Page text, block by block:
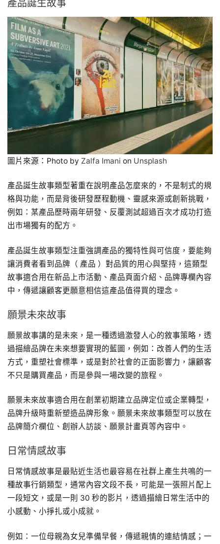
產品誕生故事
圖片來源：Photo by Zalfa Imani on Unsplash
產品誕生故事類型著重在說明產品怎麼來的，不是制式的規
格與功能，而是背後研發歷程動機、靈感來源或創新挑戰，
例如：某產品歷時兩年研發、反覆測試超過百次才成功打造
出市場獨有的配方。
產品誕生故事類型注重強調產品的獨特性與可信度，要能夠
讓消費者看到品牌（ 產品 ）對品質的用心與堅持，這類型
故事適合用在新品上市活動、產品頁面介紹、品牌專欄內容
中，傳遞讓顧客更願意相信這產品值得買的理念。
願景未來故事
願景故事講的是未來，是一種透過激發人心的敘事策略，透
過描繪品牌在未來想要實現的藍圖，例如：改善人們的生活
方式，重塑社會標準，或是對於社會的正面影響力，讓顧客
不只是購買產品，而是參與一場改變的旅程。
願景未來故事適合用在創業初期建立品牌定位或企業轉型，
品牌升級時重新塑造品牌形象。願景未來故事類型可以放在
品牌簡介欄位、創辦人訪談、願景計畫頁等內容中。
日常情感故事
日常情感故事是最貼近生活也最容易在社群上產生共鳴的一
種故事行銷類型，通常內容文段不長，可能是一張照片配上
一段短文，或是一則 30 秒的影片，透過描繪日常生活中的
小感動、小掙扎或小成就。
例如：一位母親為女兒準備早餐，傳遞親情的連結情感；一